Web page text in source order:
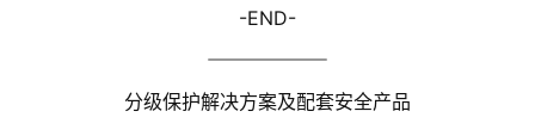
-END-
分级保护解决方案及配套安全产品